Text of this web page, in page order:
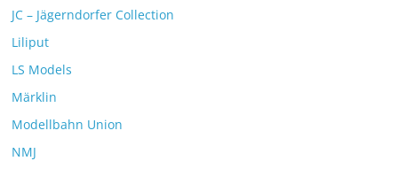
JC – Jägerndorfer Collection
Liliput
LS Models
Märklin
Modellbahn Union
NMJ